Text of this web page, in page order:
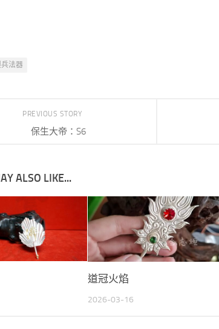
法器
PREVIOUS STORY
保生大帝：S6
ALSO LIKE...
道冠火焰
2026-03-16